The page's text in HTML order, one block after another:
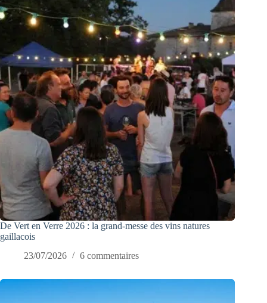
De Vert en Verre 2026 : la grand-messe des vins natures
gaillacois
23/07/2026
6 commentaires